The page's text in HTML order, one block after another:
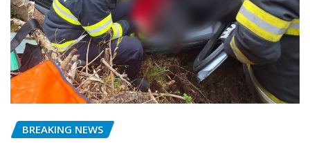
BREAKING NEWS